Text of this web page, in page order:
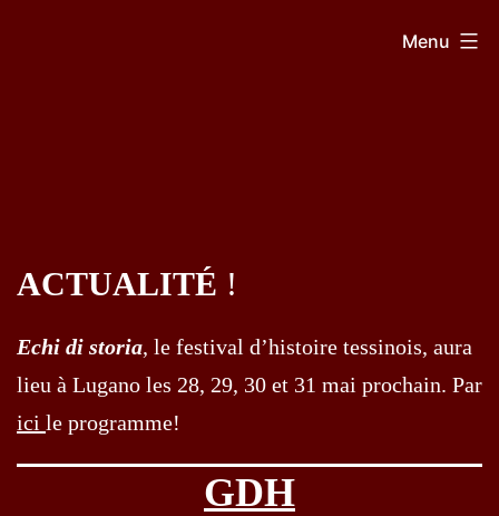
Menu
ACTUALITÉ !
Echi di storia, le festival d’histoire tessinois, aura
lieu à Lugano les 28, 29, 30 et 31 mai prochain. Par
ici le programme!
GDH